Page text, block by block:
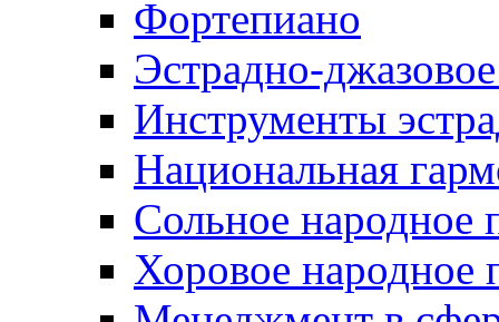
Фортепиано
Эстрадно-
Инструменты
Национальная
Сольное народное
Хоровое народное